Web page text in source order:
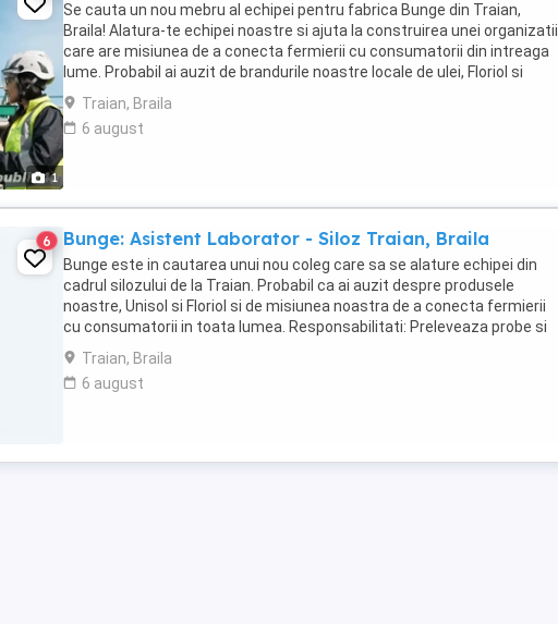
1
Se cauta un nou mebru al echipei pentru fabrica Bunge din Traian,
Braila! Alatura-te echipei noastre si ajuta la construirea unei organizatii
care are misiunea de a conecta fermierii cu consumatorii din intreaga
lume. Probabil ai auzit de brandurile noastre locale de ulei, Floriol si
Unisol? Daca ...
Traian, Braila
6 august
6 Bunge: Asistent Laborator - Siloz Traian, Braila
Bunge este in cautarea unui nou coleg care sa se alature echipei din
cadrul silozului de la Traian. Probabil ca ai auzit despre produsele
noastre, Unisol si Floriol si de misiunea noastra de a conecta fermierii
cu consumatorii in toata lumea. Responsabilitati: Preleveaza probe si
le analizeaza ...
Traian, Braila
6 august